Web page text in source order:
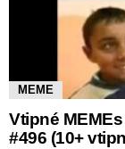
MEME
Vtipné
#496 (10+